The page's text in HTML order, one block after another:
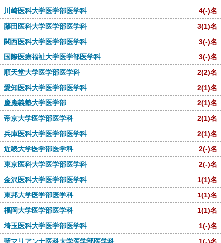
川崎医科大学医学部医学科
4(-)名
藤田医科大学医学部医学科
3(1)名
関西医科大学医学部医学科
3(-)名
国際医療福祉大学医学部医学科
3(-)名
順天堂大学医学部医学科
2(2)名
愛知医科大学医学部医学科
2(1)名
慶應義塾大学医学部
2(1)名
帝京大学医学部医学科
2(1)名
兵庫医科大学医学部医学科
2(1)名
近畿大学医学部医学科
2(-)名
東京医科大学医学部医学科
2(-)名
金沢医科大学医学部医学科
1(1)名
東邦大学医学部医学科
1(1)名
福岡大学医学部医学科
1(1)名
埼玉医科大学医学部医学科
1(-)名
聖マリアンナ医科大学医学部医学科
1(-)名